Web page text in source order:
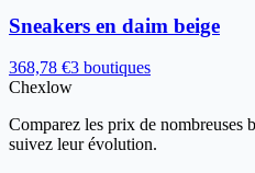
Sneakers en daim beige
368,78 €3 boutiques
Chexlow
Comparez les prix de nombreuses
suivez leur évolution.